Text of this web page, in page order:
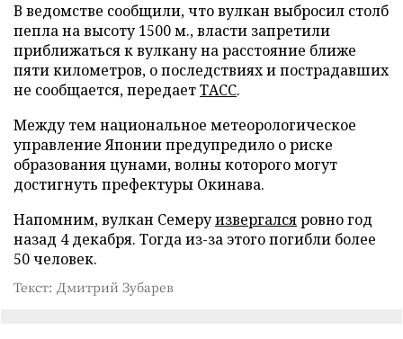
В ведомстве сообщили, что вулкан выбросил столб
пепла на высоту 1500 м., власти запретили
приближаться к вулкану на расстояние ближе
пяти километров, о последствиях и пострадавших
не сообщается, передаетТАСС.
Между тем национальное метеорологическое
управление Японии предупредило о риске
образования цунами, волны которого могут
достигнуть префектуры Окинава.
Напомним, вулкан Семеруизвергалсяровно год
назад 4 декабря. Тогда из-за этого погибли более
50 человек.
Текст: Дмитрий Зубарев